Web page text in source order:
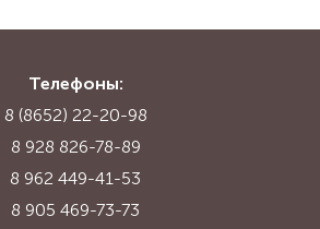
Телефоны:
8 (8652) 22-20-98
8 928 826-78-89
8 962 449-41-53
8 905 469-73-73